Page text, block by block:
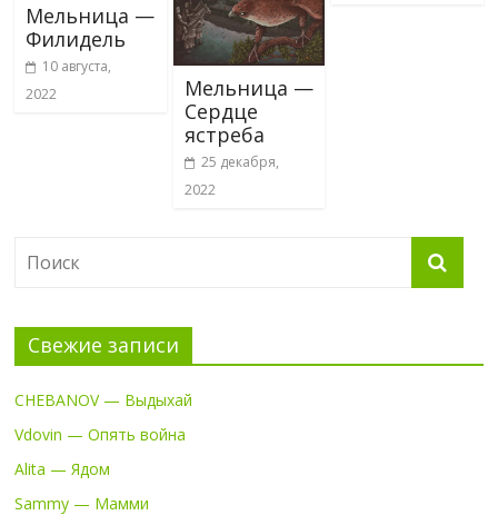
Мельница —
Филидель
10 августа,
2022
Мельница —
Сердце
ястреба
25 декабря,
2022
Свежие записи
CHEBANOV — Выдыхай
Vdovin — Опять война
Alita — Ядом
Sammy — Мамми